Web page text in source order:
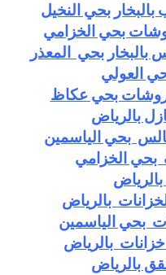
بحي النخيل
بحي الخزامي
بحي المعذر
العولي
بحي عكاظ
بالرياض
بحي الياسمين
الخزامي
بالرياض
بحي الياسمين
بالرياض
بالرياض